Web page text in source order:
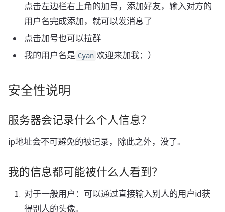
点击左边栏右上角的加号，添加好友，输入对方的
用户名完成添加，就可以发消息了
点击加号也可以拉群
我的用户名是 Cyan 欢迎来加我：）
安全性说明
服务器会记录什么个人信息？
ip地址会不可避免的被记录，除此之外，没了。
我的信息都可能被什么人看到？
对于一般用户：可以通过直接输入别人的用户id获
得别人的头像。